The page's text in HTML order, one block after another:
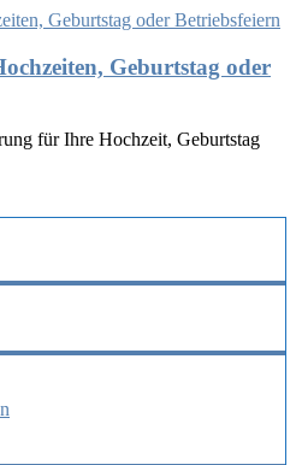
Geburtstag oder
für Ihre Hochzeit, Geburtstag